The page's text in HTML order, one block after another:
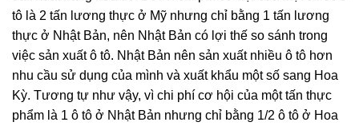
tô là 2 tấn lương thực ở Mỹ nhưng chỉ bằng 1 tấn lương
thực ở Nhật Bản, nên Nhật Bản có lợi thế so sánh trong
việc sản xuất ô tô. Nhật Bản nên sản xuất nhiều ô tô hơn
nhu cầu sử dụng của mình và xuất khẩu một số sang Hoa
Kỳ. Tương tự như vậy, vì chi phí cơ hội của một tấn thực
phẩm là 1 ô tô ở Nhật Bản nhưng chỉ bằng 1/2 ô tô ở Hoa